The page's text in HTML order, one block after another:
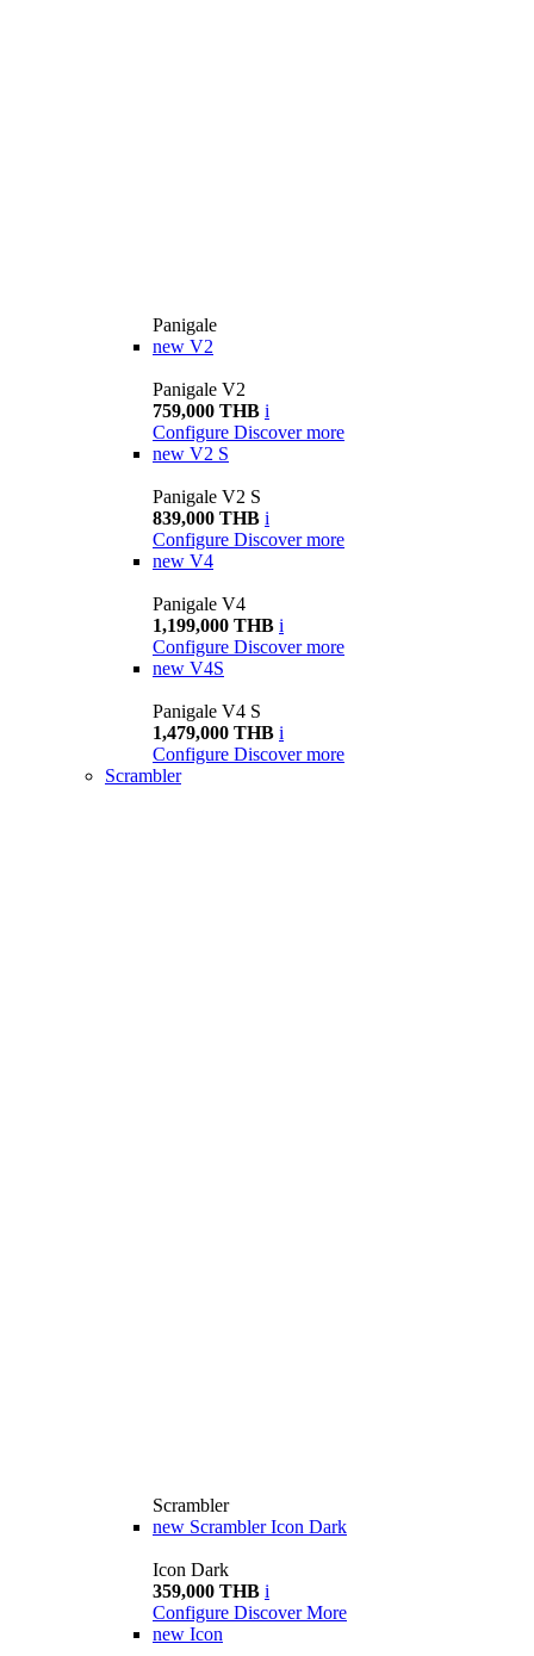
Panigale
new V2
Panigale V2
759,000 THB i
Configure Discover more
new V2 S
Panigale V2 S
839,000 THB i
Configure Discover more
new V4
Panigale V4
1,199,000 THB i
Configure Discover more
new V4S
Panigale V4 S
1,479,000 THB i
Configure Discover more
Scrambler
Scrambler
new Scrambler Icon Dark
Icon Dark
359,000 THB i
Configure Discover More
new Icon